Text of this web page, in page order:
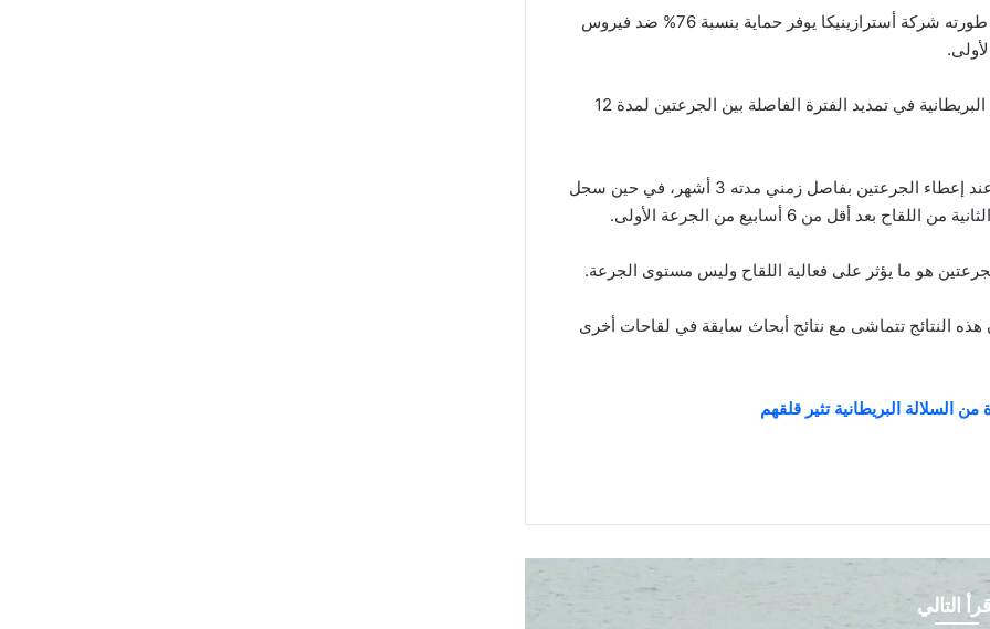
أظهرت دراسة أجرتها جامعة أوكسفورد أن اللقاح الذي طورته شركة أسترازينيكا يوفر حماية بنسبة 76% ضد فيروس
يدعم التقرير الصادر عن جامعة أكسفورد قرار الحكومة البريطانية في تمديد الفترة الفاصلة بين الجرعتين لمدة 12
أظهرت الدراسة أن اللقاح سجل فعالية بنسبة 82.4% عند إعطاء الجرعتين بفاصل زمني مدته 3 أشهر، في حين سجل
هو ما يؤثر على فعالية اللقاح وليس مستوى الجرعة.
النتائج تتماشى مع نتائج أبحاث سابقة في لقاحات أخرى
السلالة البريطانية تثير قلقهم
أقرأ التالي